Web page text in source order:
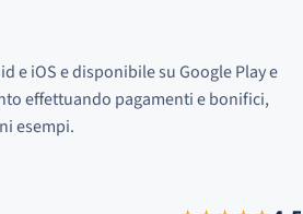
e iOS e disponibile su Google Play e
effettuando pagamenti e bonifici,
esempi.